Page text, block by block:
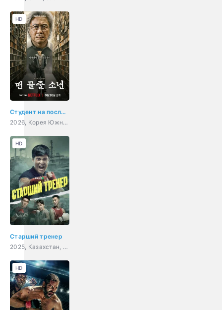
Студент на последнем ряду
2026, Корея Южная, триллер, детектив, драма
HD
Старший тренер
2025, Казахстан, драма, спорт, криминал
HD
HD